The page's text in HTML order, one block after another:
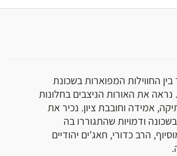
בין החווילות המפוארות בשכונת
נראה את האורות הניצבים בחלונות
אמידה וחובבת ציון. נכיר את
ודמויות שהתגוררו בה
הרב כדורי, חאג'ים יהודיים